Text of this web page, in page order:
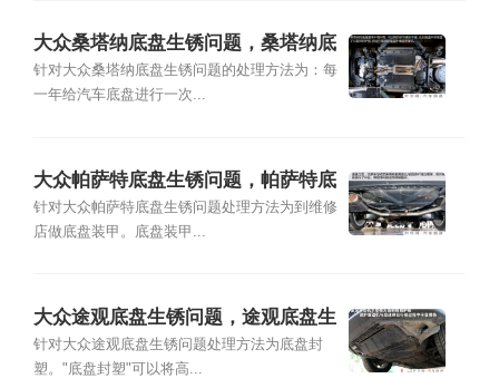
大众桑塔纳底盘生锈问题，桑塔纳底
盘生锈怎么处理
针对大众桑塔纳底盘生锈问题的处理方法为：每
一年给汽车底盘进行一次...
大众帕萨特底盘生锈问题，帕萨特底
盘生锈怎么处理
针对大众帕萨特底盘生锈问题处理方法为到维修
店做底盘装甲。底盘装甲...
大众途观底盘生锈问题，途观底盘生
锈怎么处理
针对大众途观底盘生锈问题处理方法为底盘封
塑。"底盘封塑"可以将高...